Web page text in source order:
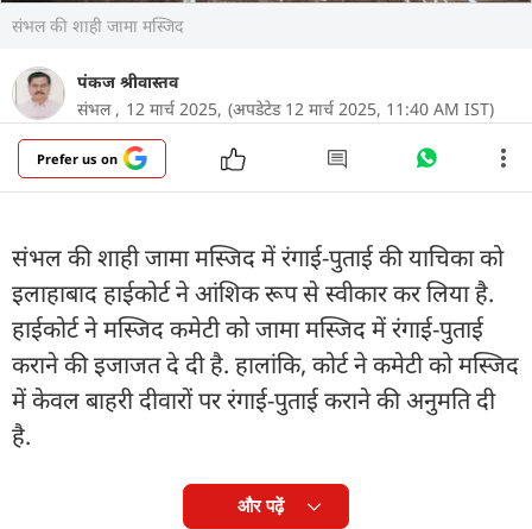
संभल की शाही जामा मस्जिद
पंकज श्रीवास्तव
संभल , 12 मार्च 2025, (अपडेटेड 12 मार्च 2025, 11:40 AM IST)
Prefer us on
संभल की शाही जामा मस्जिद में रंगाई-पुताई की याचिका को
इलाहाबाद हाईकोर्ट ने आंशिक रूप से स्वीकार कर लिया है.
हाईकोर्ट ने मस्जिद कमेटी को जामा मस्जिद में रंगाई-पुताई
कराने की इजाजत दे दी है. हालांकि, कोर्ट ने कमेटी को मस्जिद
में केवल बाहरी दीवारों पर रंगाई-पुताई कराने की अनुमति दी
है.
और पढ़ें